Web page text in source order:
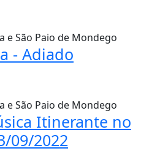
e São Paio de Mondego
- Adiado
e São Paio de Mondego
Itinerante no
09/2022